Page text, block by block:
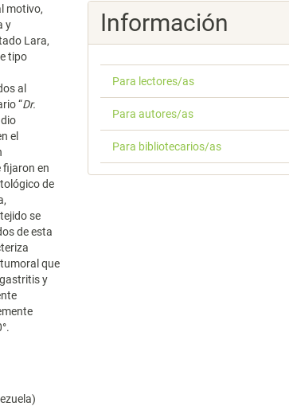
motivo,
y
Lara,
tipo
al
“Dr.
el
fijaron en
de
se
de esta
que
y
Información
Para lectores/as
Para autores/as
Para bibliotecarios/as